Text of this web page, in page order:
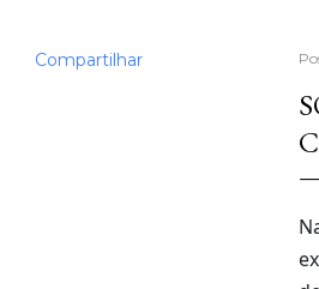
Compartilhar